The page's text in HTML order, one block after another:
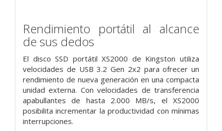
Rendimiento portátil al alcance
de sus dedos
El disco SSD portátil XS2000 de Kingston utiliza
velocidades de USB 3.2 Gen 2x2 para ofrecer un
rendimiento de nueva generación en una compacta
unidad externa. Con velocidades de transferencia
apabullantes de hasta 2.000 MB/s, el XS2000
posibilita incrementar la productividad con mínimas
interrupciones.